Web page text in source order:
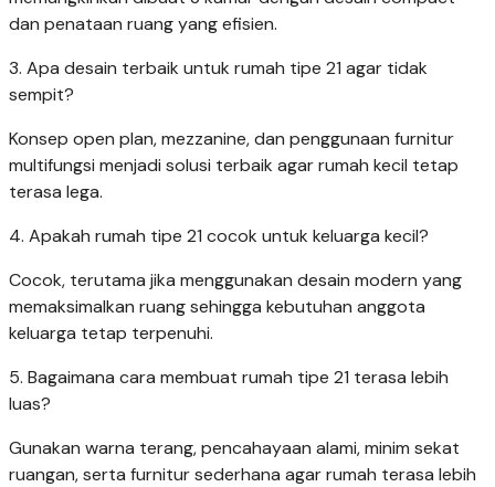
dan penataan ruang yang efisien.
3. Apa desain terbaik untuk rumah tipe 21 agar tidak
sempit?
Konsep open plan, mezzanine, dan penggunaan furnitur
multifungsi menjadi solusi terbaik agar rumah kecil tetap
terasa lega.
4. Apakah rumah tipe 21 cocok untuk keluarga kecil?
Cocok, terutama jika menggunakan desain modern yang
memaksimalkan ruang sehingga kebutuhan anggota
keluarga tetap terpenuhi.
5. Bagaimana cara membuat rumah tipe 21 terasa lebih
luas?
Gunakan warna terang, pencahayaan alami, minim sekat
ruangan, serta furnitur sederhana agar rumah terasa lebih